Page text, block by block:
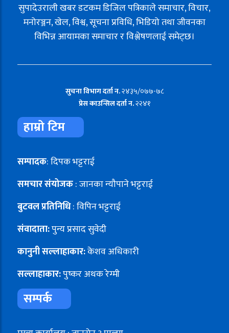
सुपादेउराली खबर डटकम डिजिल पत्रिकाले समाचार, विचार,
मनोरञ्जन, खेल, विश्व, सूचना प्रविधि, भिडियो तथा जीवनका
विभिन्न आयामका समाचार र विश्लेषणलाई समेट्छ।
सुचना विभाग दर्ता न.२४३५/०७७-७८
प्रेस काउन्सिल दर्ता न.२२४१
हाम्रो टिम
सम्पादक: दिपक भट्टराई
समचार संयोजक: जानका न्यौपाने भट्टराई
बुटवल प्रतिनिधि: विपिन भट्टराई
संवादाता:पुन्य प्रसाद सुवेदी
कानुनी सल्लाहाकार:केशव अधिकारी
सल्लाहाकार:पुष्कर अथक रेग्मी
सम्पर्क